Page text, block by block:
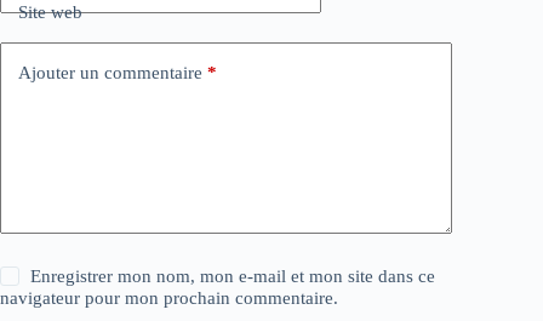
Site web
Ajouter un commentaire *
Enregistrer mon nom, mon e-mail et mon site dans ce
navigateur pour mon prochain commentaire.